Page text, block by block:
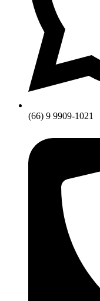
(66) 9 9909-1021